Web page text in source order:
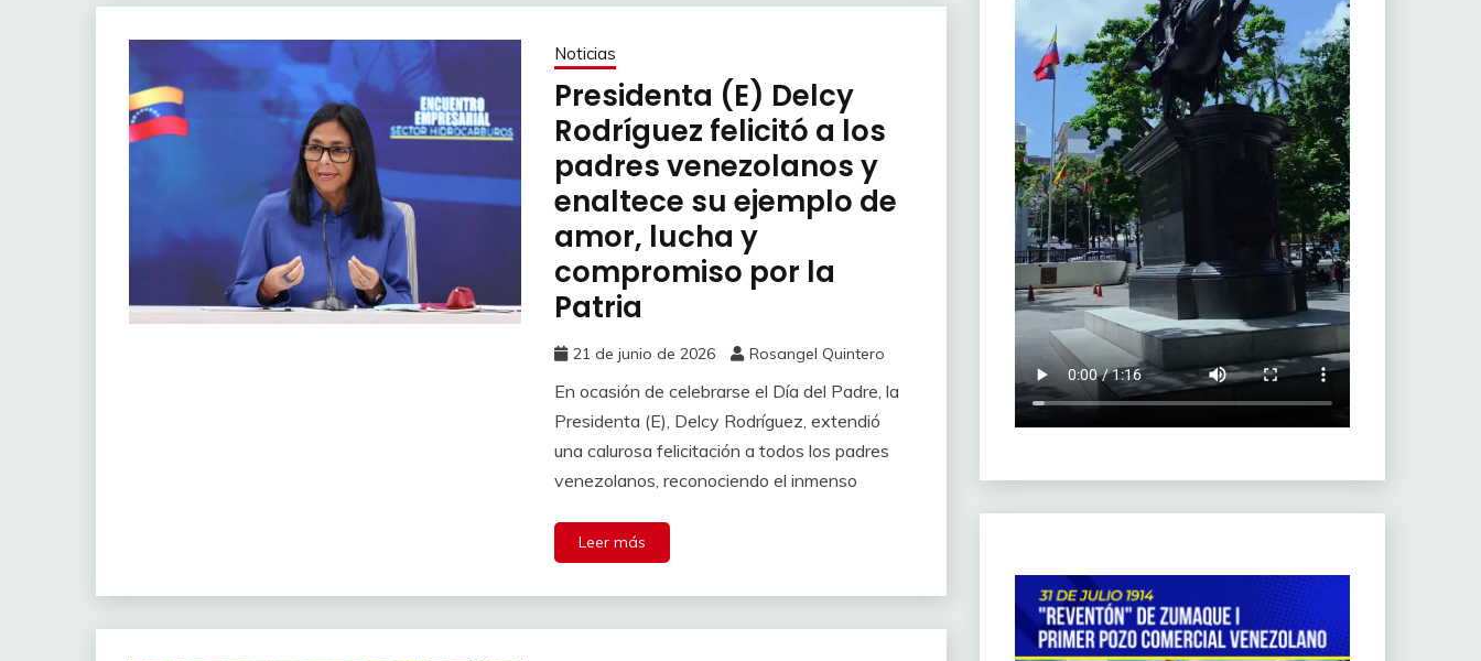
Noticias
Presidenta (E) Delcy
Rodríguez felicitó a los
padres venezolanos y
enaltece su ejemplo de
amor, lucha y
compromiso por la
Patria
21 de junio de 2026 Rosangel Quintero
En ocasión de celebrarse el Día del Padre, la
Presidenta (E), Delcy Rodríguez, extendió
una calurosa felicitación a todos los padres
venezolanos, reconociendo el inmenso
Leer más